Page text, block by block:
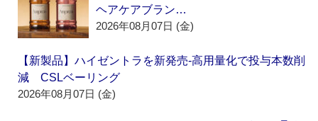
ヘアケアブラン…
2026年08月07日 (金)
【新製品】ハイゼントラを新発売‐高用量化で投与本数削
減 CSLベーリング
2026年08月07日 (金)